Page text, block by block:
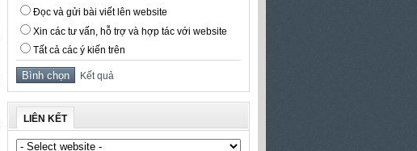
Đọc và gửi bài viết lên website
Xin các tư vấn, hỗ trợ và hợp tác với website
Tất cả các ý kiến trên
Kết quả
LIÊN KẾT